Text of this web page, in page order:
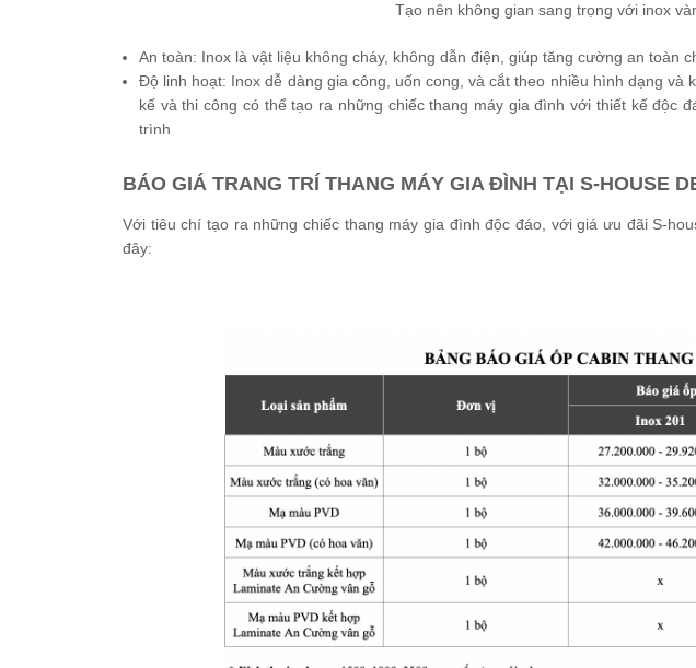
Tạo nên không gian sang trọng với inox
An toàn: Inox là vật liệu không cháy, không dẫn điện, giúp tăng cường an toàn
Độ linh hoạt: Inox dễ dàng gia công, uốn cong, và cắt theo nhiều hình dạng
kế và thi công có thể tạo ra những chiếc thang máy gia đình với thiết kế độc
trình
BÁO GIÁ TRANG TRÍ THANG MÁY GIA ĐÌNH TẠI S-HOUSE
Với tiêu chí tạo ra những chiếc thang máy gia đình độc đáo, với giá ưu đãi S-
đây: